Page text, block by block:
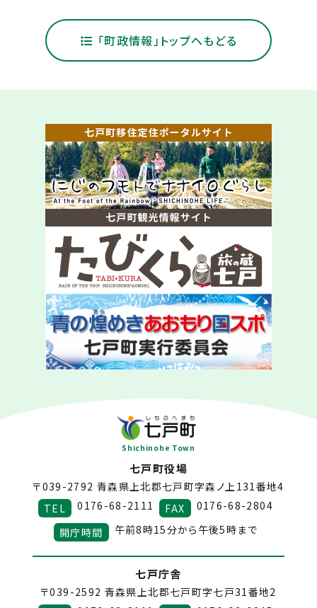
「町政情報」トップへもどる
Shichinohe Town
七戸町役場
〒039-2792 青森県上北郡七戸町字森ノ上131番地4
TEL
0176-68-2111 FAX
0176-68-2804
開庁時間
午前8時15分から午後5時まで
七戸庁舎
〒039-2592 青森県上北郡七戸町字七戸31番地2